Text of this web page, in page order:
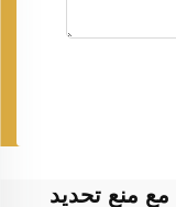
مع منع تحديد